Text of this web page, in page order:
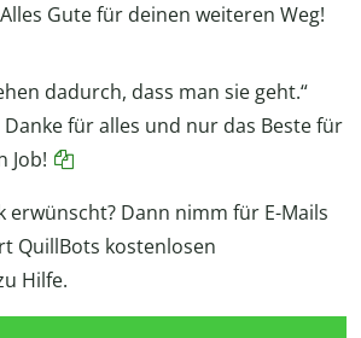
Gute für deinen weiteren Weg!
dadurch, dass man sie geht.“
Danke für alles und nur das Beste für
Job!
erwünscht? Dann nimm für E-Mails
QuillBots kostenlosen
Hilfe.